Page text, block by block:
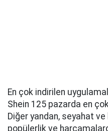
En çok indirilen
Shein 125 pazarda en
Diğer yandan, seyahat
popülerlik ve